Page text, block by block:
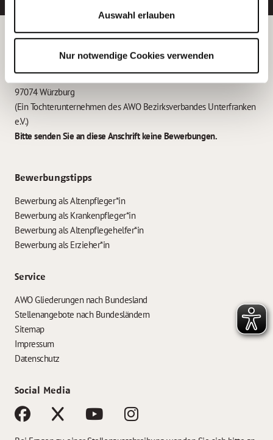
Auswahl erlauben
Nur notwendige Cookies verwenden
Betreiber der Webseite
Garitz Bewirtschaftungsbetriebe GmbH
Kantstraße 45a
97074 Würzburg
(Ein Tochterunternehmen des AWO Bezirksverbandes Unterfranken
e.V.)
Bitte senden Sie an diese Anschrift keine Bewerbungen.
Bewerbungstipps
Bewerbung als Altenpfleger*in
Bewerbung als Krankenpfleger*in
Bewerbung als Altenpflegehelfer*in
Bewerbung als Erzieher*in
Service
AWO Gliederungen nach Bundesland
Stellenangebote nach Bundesländern
Sitemap
Impressum
Datenschutz
Social Media